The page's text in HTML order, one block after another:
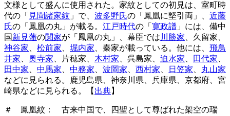
文様として盛んに使用された。家紋としての初見は、室町時
代の「 見聞諸家紋 」で、 波多野氏の「鳳凰に堅引両」、 近藤
氏の「鳳凰の丸」が載る。 江戸時代の「 寛政譜 」には、備中
国新見藩の関家が「鳳凰の丸」、幕臣では 川勝家 、久留家、
神谷家
松前家 堀内家 、秦家が載っている。他には、 飛鳥
井家
奥寺家 、片穂家、 木村家 、呉島家、 迫水家 田代家
田中家
中馬家 中務家 波岡家 西村家 日笠家
丸山家
などに見られる。鹿児島県、神奈川県、兵庫県、京都府、宮
崎県などに見られる。【 出典】
＃ 鳳凰紋： 古来中国で、四聖として尊ばれた架空の瑞